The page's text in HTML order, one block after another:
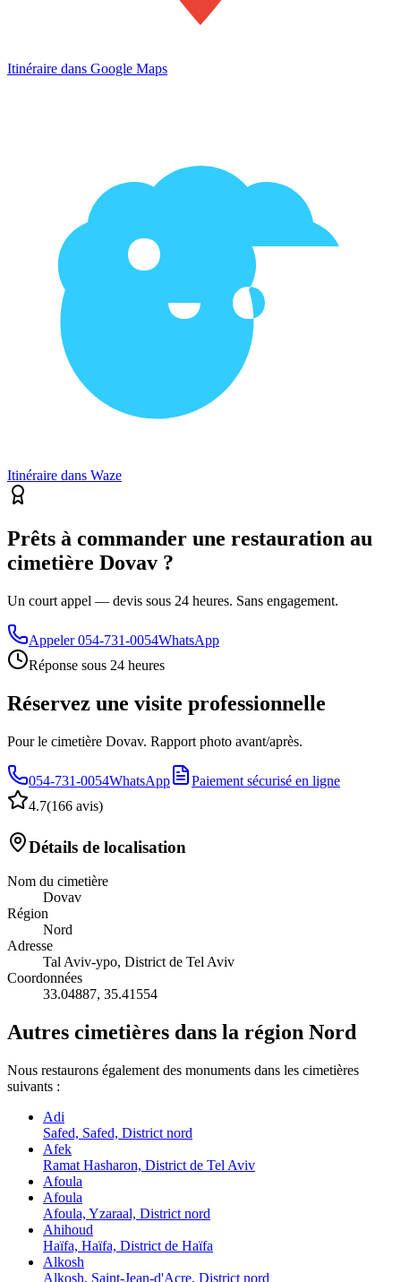
Itinéraire dans Google Maps
Itinéraire dans Waze
Prêts à commander une restauration au
cimetière Dovav ?
Un court appel — devis sous 24 heures. Sans engagement.
Appeler 054-731-0054WhatsApp
Réponse sous 24 heures
Réservez une visite professionnelle
Pour le cimetière Dovav. Rapport photo avant/après.
054-731-0054WhatsApp
Paiement sécurisé en ligne
4.7(166 avis)
Détails de localisation
Nom du cimetière
Dovav
Région
Nord
Adresse
Tal Aviv-ypo, District de Tel Aviv
Coordonnées
33.04887, 35.41554
Autres cimetières dans la région Nord
Nous restaurons également des monuments dans les cimetières
suivants :
Adi
Safed, Safed, District nord
Afek
Ramat Hasharon, District de Tel Aviv
Afoula
Afoula
Afoula, Yzaraal, District nord
Ahihoud
Haïfa, Haïfa, District de Haïfa
Alkosh
Alkosh, Saint-Jean-d'Acre, District nord